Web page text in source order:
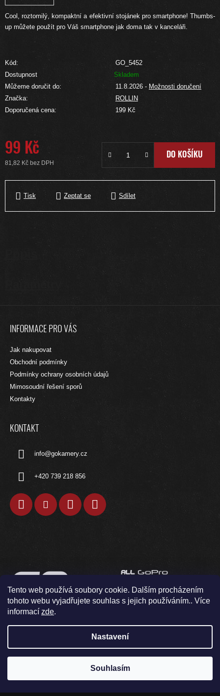
Tento web používá soubory cookie. Dalším procházením
tohoto webu vyjadřujete souhlas s jejich používáním.. Více
informací zde.
Nastavení
Souhlasím
Cool, roztomilý, kompaktní a efektivní stojánek pro smartphone! Thumbs-
up můžete použít pro Váš smartphone jak doma tak v kanceláři.
Kód:
GO_5452
Dostupnost
Skladem
Můžeme doručit do:
11.8.2026 - Možnosti doručení
Značka:
ROLLIN
Doporučená cena:
199 Kč
99 Kč
81,82 Kč bez DPH
DO KOŠÍKU
Tisk Zeptat se Sdílet
INFORMACE PRO VÁS
Jak nakupovat
Obchodní podmínky
Podmínky ochrany osobních údajů
Mimosoudní řešení sporů
Kontakty
KONTAKT
info@gokamery.cz
+420 739 218 856